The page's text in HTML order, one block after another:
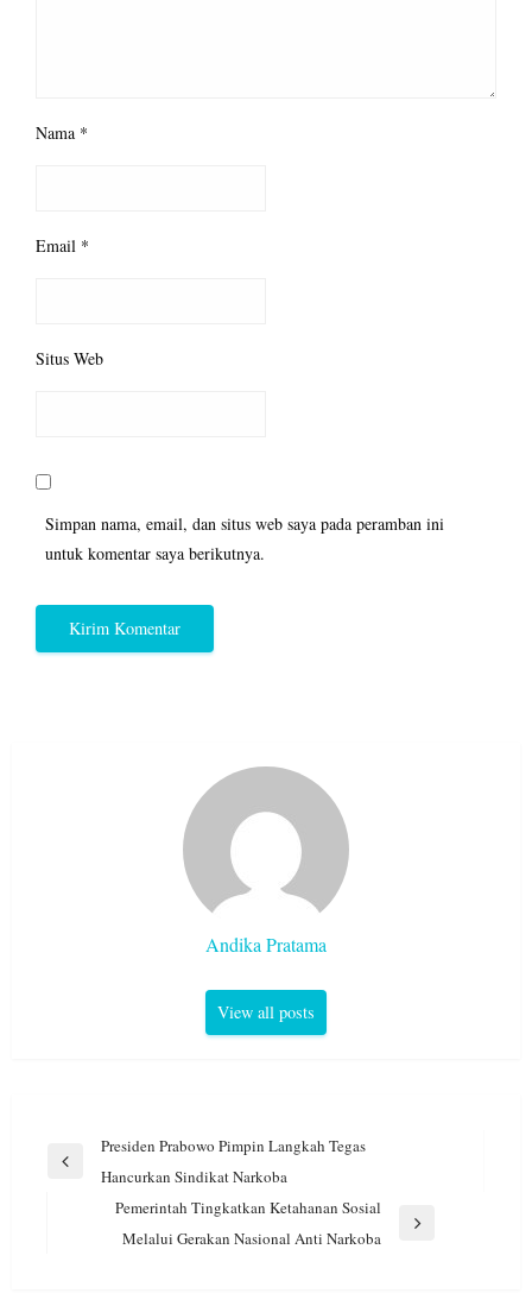
Nama *
Email *
Situs Web
Simpan nama, email, dan situs web saya pada peramban ini
untuk komentar saya berikutnya.
Andika Pratama
View all posts
Navigasi
Previous
Presiden Prabowo Pimpin Langkah Tegas
Hancurkan Sindikat Narkoba
Pemerintah Tingkatkan Ketahanan Sosial
Melalui Gerakan Nasional Anti Narkoba